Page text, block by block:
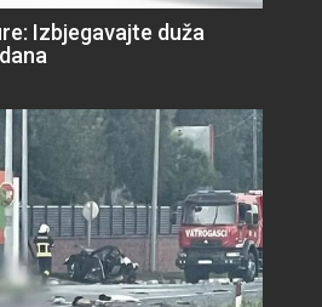
Izbjegavajte duža